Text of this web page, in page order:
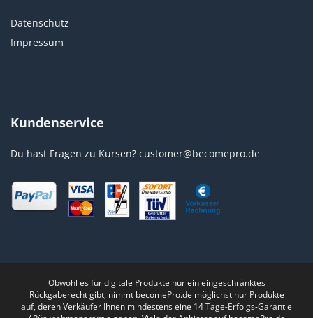
Datenschutz
Impressum
Kundenservice
Du hast Fragen zu Kursen? customer@becomepro.de
Obwohl es für digitale Produkte nur ein eingeschränktes
Rückgaberecht gibt, nimmt becomePro.de möglichst nur Produkte
auf, deren Verkäufer Ihnen mindestens eine 14 Tage-Erfolgs-Garantie